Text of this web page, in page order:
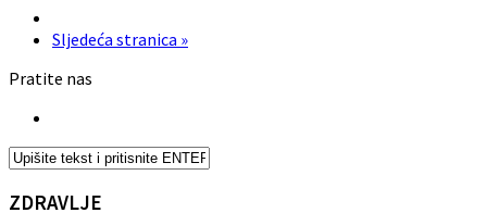
Sljedeća stranica »
Pratite nas
ZDRAVLJE